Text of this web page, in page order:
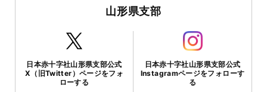
山形県支部
日本赤十字社山形県支部公式
X（旧Twitter）ページをフォ
ローする
日本赤十字社山形県支部公式
Instagramページをフォローす
る